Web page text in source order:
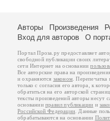
Авторы Произведения
Вход для авторов
О
Портал Проза.ру предоставляет
свободной публикации своих
сети Интернет на основании
Все авторские права на
и охраняются законом .
только с согласия его автора, к
обратиться на его авторской
тексты произведений авторы несут
основанииправил публикации и
Российской Федерации . Данные
обрабатываются на основании